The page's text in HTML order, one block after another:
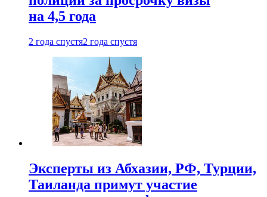
на 4,5 года
2 года спустя2 года спустя
Эксперты из Абхазии, РФ, Турции,
Таиланда примут участие